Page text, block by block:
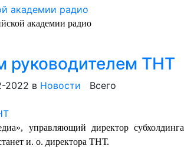
академии радио
руководителем ТНТ
2022 в Новости Всего
управляющий директор субхолдинга
и. о. директора ТНТ.